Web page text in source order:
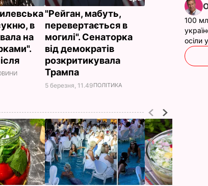
в
на
"Рейган, мабуть,
перевертається в
могилі". Сенаторка
від демократів
розкритикувала
Трампа
5 березня, 11.49ПОЛІТИКА
100
осіли